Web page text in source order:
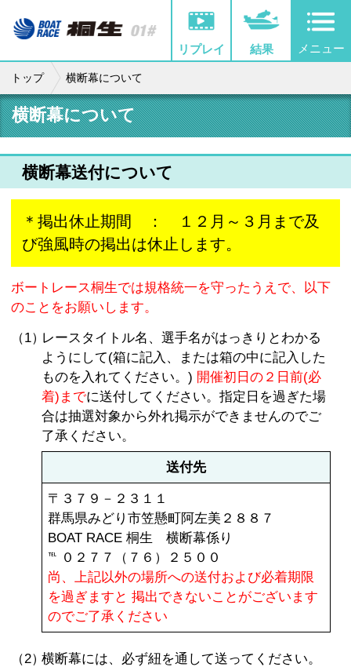
リプレイ 結果 メニュー
トップ 横断幕について
横断幕について
横断幕送付について
＊掲出休止期間 ： １２月～３月まで及
び強風時の掲出は休止します。
ボートレース桐生では規格統一を守ったうえで、以下
のことをお願いします。
（1）レースタイトル名、選手名がはっきりとわかる
ようにして(箱に記入、または箱の中に記入した
ものを入れてください。) 開催初日の２日前(必
着)までに送付してください。指定日を過ぎた場
合は抽選対象から外れ掲示ができませんのでご
了承ください。
送付先
〒３７９－２３１１
群馬県みどり市笠懸町阿左美２８８７
BOAT RACE 桐生 横断幕係り
℡ ０２７７（７６）２５００
尚、上記以外の場所への送付および必着期限
を過ぎますと 掲出できないことがございます
のでご了承ください
（2）横断幕には、必ず紐を通して送ってください。